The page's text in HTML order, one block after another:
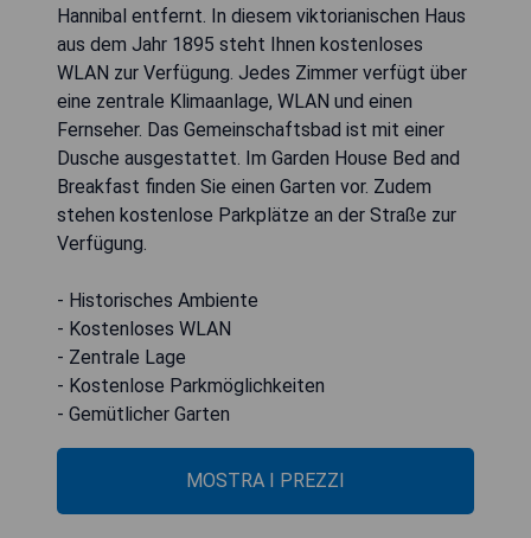
Hannibal entfernt. In diesem viktorianischen Haus
aus dem Jahr 1895 steht Ihnen kostenloses
WLAN zur Verfügung. Jedes Zimmer verfügt über
eine zentrale Klimaanlage, WLAN und einen
Fernseher. Das Gemeinschaftsbad ist mit einer
Dusche ausgestattet. Im Garden House Bed and
Breakfast finden Sie einen Garten vor. Zudem
stehen kostenlose Parkplätze an der Straße zur
Verfügung.
- Historisches Ambiente
- Kostenloses WLAN
- Zentrale Lage
- Kostenlose Parkmöglichkeiten
- Gemütlicher Garten
MOSTRA I PREZZI